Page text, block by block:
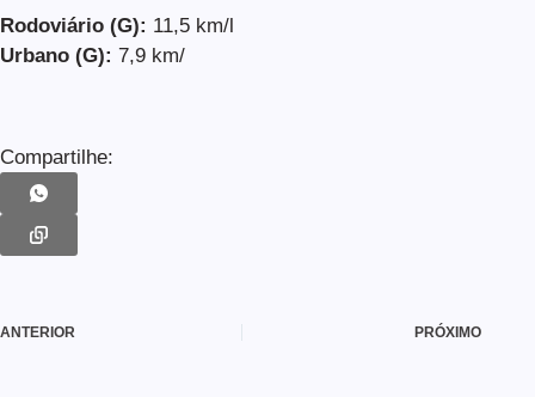
Rodoviário (G): 11,5 km/l
Urbano (G): 7,9 km/
Compartilhe:
ANTERIOR PRÓXIMO